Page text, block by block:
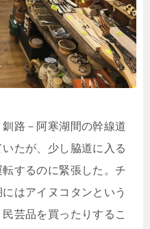
路－阿寒湖間の幹線道
たが、少し脇道に入る
するのに緊張した。チ
はアイヌコタンという
芸品を買ったりするこ